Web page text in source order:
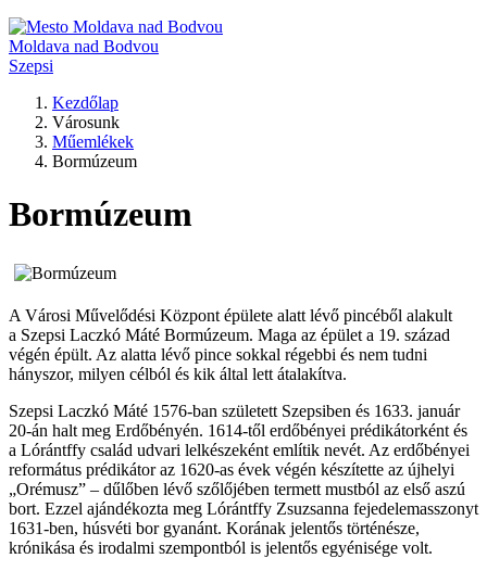
Moldava nad Bodvou
Szepsi
Kezdőlap
Városunk
Műemlékek
Bormúzeum
Bormúzeum
A Városi Művelődési Központ épülete alatt lévő pincéből alakult
a Szepsi Laczkó Máté Bormúzeum. Maga az épület a 19. század
végén épült. Az alatta lévő pince sokkal régebbi és nem tudni
hányszor, milyen célból és kik által lett átalakítva.
Szepsi Laczkó Máté 1576-ban született Szepsiben és 1633. január
20-án halt meg Erdőbényén. 1614-től erdőbényei prédikátorként és
a Lórántffy család udvari lelkészeként említik nevét. Az erdőbényei
református prédikátor az 1620-as évek végén készítette az újhelyi
„Orémusz” – dűlőben lévő szőlőjében termett mustból az első aszú
bort. Ezzel ajándékozta meg Lórántffy Zsuzsanna fejedelemasszonyt
1631-ben, húsvéti bor gyanánt. Korának jelentős történésze,
krónikása és irodalmi szempontból is jelentős egyénisége volt.